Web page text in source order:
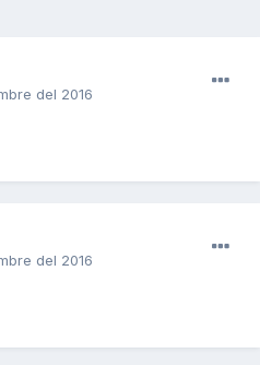
del 2016
del 2016